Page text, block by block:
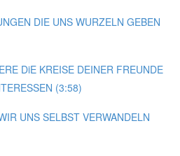
DIE UNS WURZELN GEBEN
DiE KREISE DEINER FREUNDE
(3:58)
UNS SELBST VERWANDELN